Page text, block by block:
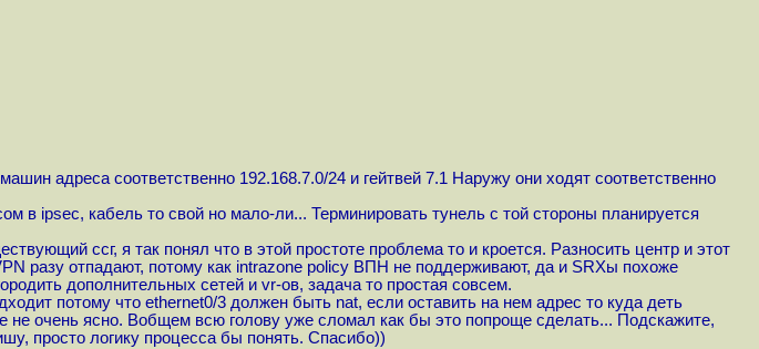
адреса соответственно 192.168.7.0/24 и гейтвей 7.1 Наружу они ходят соответственно
в ipsec, кабель то свой но мало-ли... Терминировать тунель с той стороны планируется
ссг, я так понял что в этой простоте проблема то и кроется. Разносить центр и этот
разу отпадают, потому как intrazone policy ВПН не поддерживают, да и SRXы похоже
дополнительных сетей и vr-ов, задача то простая совсем.
потому что ethernet0/3 должен быть nat, если оставить на нем адрес то куда деть
очень ясно. Вобщем всю голову уже сломал как бы это попроще сделать... Подскажите,
просто логику процесса бы понять. Спасибо))